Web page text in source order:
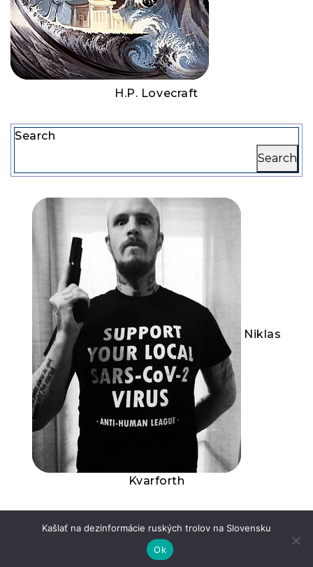
H.P. Lovecraft
Search
Search
Niklas
Kvarforth
Dictatorship 101: Accuse your enemy of that
which you are guilty!
Kašlať na dezinformácie ruských trolov na Slovensku
Ok